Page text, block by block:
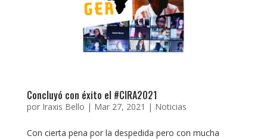
Concluyó con éxito el #CIRA2021
por Iraxis Bello | Mar 27, 2021 | Noticias
Con cierta pena por la despedida pero con mucha